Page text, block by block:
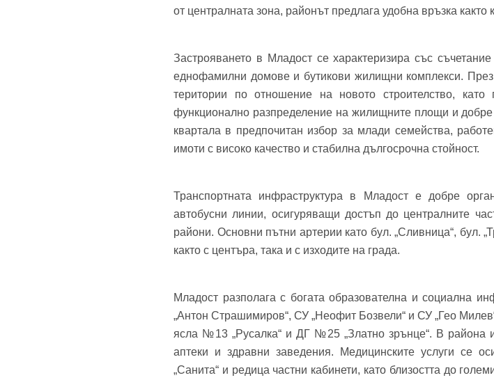
Вход като
или използвай
Вход с Google
от централната зона, районът предлага удобна връзка
Застрояването в Младост се характеризира със
еднофамилни домове и бутикови жилищни комплекси.
територии по отношение на новото строителство, като
функционално разпределение на жилищните площи и
квартала в предпочитан избор за млади семейства,
имоти с високо качество и стабилна дългосрочна стойност.
Транспортната инфраструктура в Младост е добре
автобусни линии, осигуряващи достъп до централните
райони. Основни пътни артерии като бул. „Сливница“, бул.
както с центъра, така и с изходите на града.
Младост разполага с богата образователна и социална
„Антон Страшимиров“, СУ „Неофит Бозвели“ и СУ „Гео
ясла №13 „Русалка“ и ДГ №25 „Златно зрънце“. В района
аптеки и здравни заведения. Медицинските услуги се
„Санита“ и редица частни кабинети, като близостта до
Заяви